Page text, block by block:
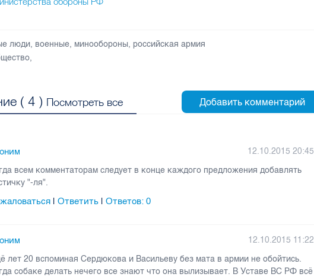
люди, военные, минообороны, российская армия
,
(4 ) Посмотреть все
12.10.2015 20:45
всем комментаторам следует в конце каждого предложения добавлять
"-ля".
|Ответить |Ответов:0
12.10.2015 11:22
лет 20 вспоминая Сердюкова и Васильеву без мата в армии не обойтись.
собаке делать нечего все знают что она вылизывает. В Уставе ВС РФ всё